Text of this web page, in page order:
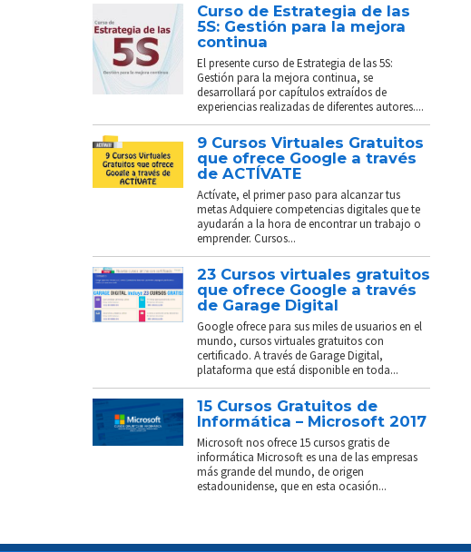
Curso de Estrategia de las
5S: Gestión para la mejora
continua
El presente curso de Estrategia de las 5S:
Gestión para la mejora continua, se
desarrollará por capítulos extraídos de
experiencias realizadas de diferentes autores....
9 Cursos Virtuales Gratuitos
que ofrece Google a través
de ACTÍVATE
Actívate, el primer paso para alcanzar tus
metas Adquiere competencias digitales que te
ayudarán a la hora de encontrar un trabajo o
emprender. Cursos...
23 Cursos virtuales gratuitos
que ofrece Google a través
de Garage Digital
Google ofrece para sus miles de usuarios en el
mundo, cursos virtuales gratuitos con
certificado. A través de Garage Digital,
plataforma que está disponible en toda...
15 Cursos Gratuitos de
Informática – Microsoft 2017
Microsoft nos ofrece 15 cursos gratis de
informática Microsoft es una de las empresas
más grande del mundo, de origen
estadounidense, que en esta ocasión...